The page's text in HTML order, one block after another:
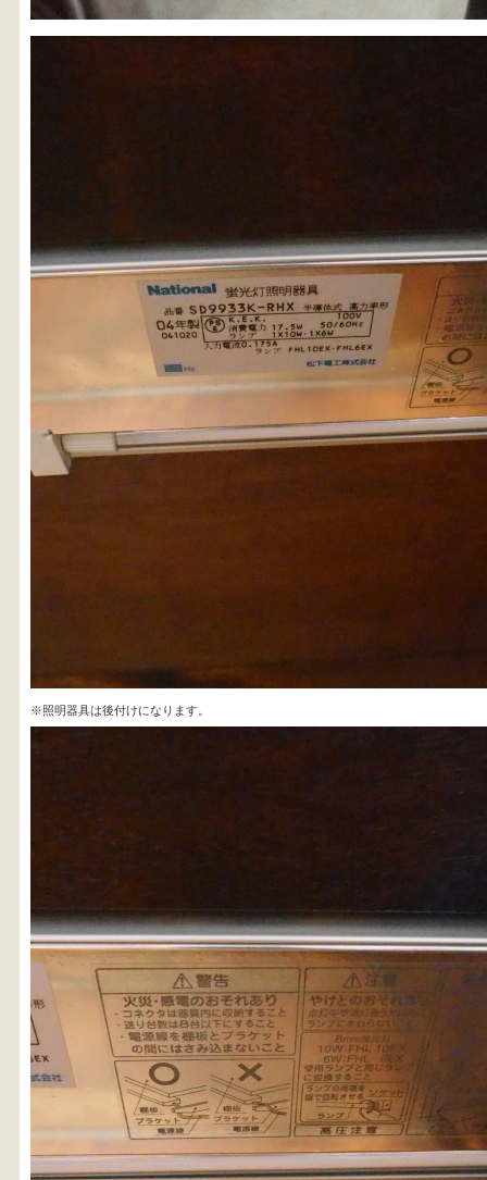
人気の検索キーワード
松本民芸 水屋箪笥 B2770 踏台 2678 2990
2557 小長火鉢 1601